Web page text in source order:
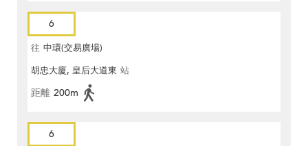
6
往 中環(交易廣場)
胡忠大廈, 皇后大道東 站
距離 200m
6